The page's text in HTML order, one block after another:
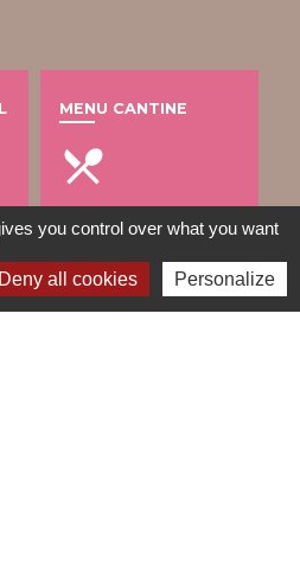
MENU CANTINE
local_dining
VOS DÉMARCHES
you control over what you want
Deny all cookies Personalize